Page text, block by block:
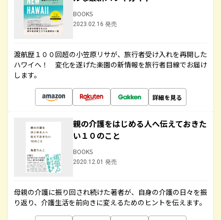
BOOKS
2023.02.16 発売
渡航歴１００回超の小笠原リサが、旅行者受け入れを再開した
ハワイへ！ 変化を遂げた楽園の新情報を旅行者目線でお届け
します。
詳細を見る
親の介護をはじめる人へ伝えておきた
い１０のこと
BOOKS
2020.12.01 発売
母親の介護に振り回され続けた著者が、自身の介護の日々を振
り返り、介護生活を前向きに変えるためのヒントを伝えます。